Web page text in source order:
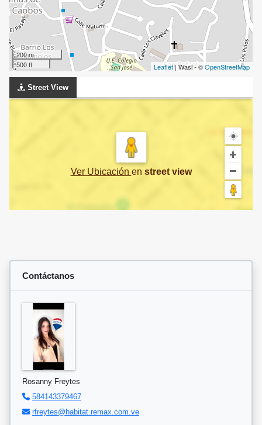
200 m
500 ft
Leaflet| Wasi - ©OpenStreetMap
Street View
Ver Ubicación en street view
Contáctanos
Rosanny Freytes
584143379467
rfreytes@habitat.remax.com.ve